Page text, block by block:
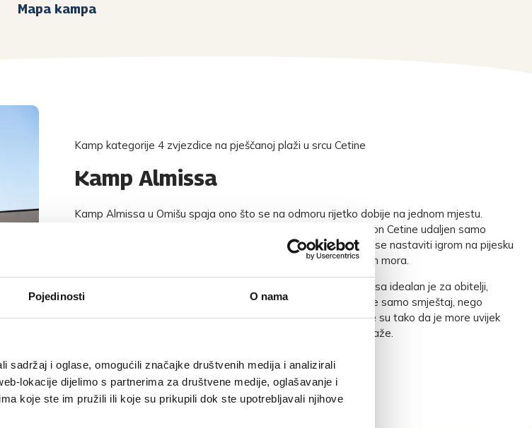
Pojedinosti O nama
sadržaj i oglase, omogućili značajke društvenih medija i analizirali
lokacije dijelimo s partnerima za društvene medije, oglašavanje i
koje ste im pružili ili koje su prikupili dok ste upotrebljavali njihove
Mapa kampa
Kamp kategorije 4 zvjezdice na pješčanoj plaži u srcu Cetine
Kamp Almissa
Kamp Almissa u Omišu spaja ono što se na odmoru rijetko dobije na jednom mjestu.
Pješčanu plažu, hlad topola i jablana, komforan smještaj i kanjon Cetine udaljen samo
nekoliko minuta. Ovdje jutro može početi kavom uz more, dan se nastaviti igrom na pijesku
ili raftingom, a večer završiti opušteno, uz miris Dalmacije i šum mora.
Smješten između Jadranskog mora i rijeke Cetine, Kamp Almissa idealan je za obitelji,
parove, kampere, ljubitelje prirode i sve koji žele odmor koji nije samo smještaj, nego
doživljaj. Holiday homes, mobilne kućice i parcele raspoređene su tako da je more uvijek
blizu, a najudaljenija parcela nalazi se samo 100 metara od plaže.